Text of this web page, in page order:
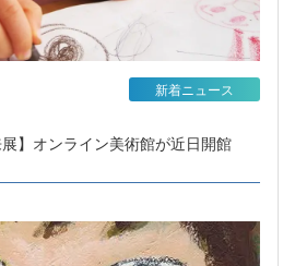
】オンライン美術館が近日開館
新着ニュース